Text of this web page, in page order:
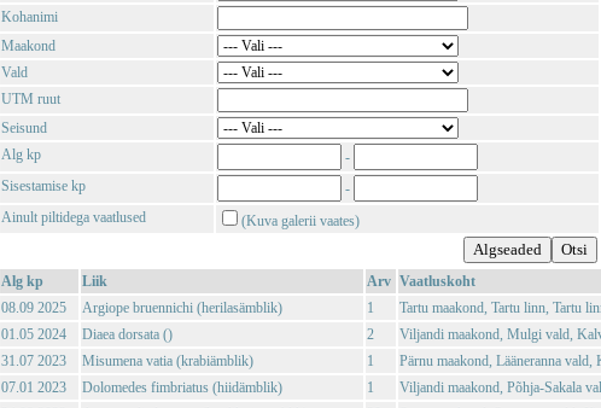
Kohanimi
Maakond
Vald
UTM ruut
Seisund
Alg kp
-
Sisestamise kp
-
Ainult piltidega vaatlused
(Kuva galerii vaates)
Alg kp Liik Arv Vaatluskoht
08.09 2025
Argiope bruennichi (herilasämblik) 1
Tartu maakond, Tartu linn, Tartu
01.05 2024
Diaea dorsata () 2
Viljandi maakond, Mulgi vald,
31.07 2023
Misumena vatia (krabiämblik) 1
Pärnu maakond, Lääneranna vald,
07.01 2023
Dolomedes fimbriatus (hiidämblik) 1
Viljandi maakond, Põhja-Sakala